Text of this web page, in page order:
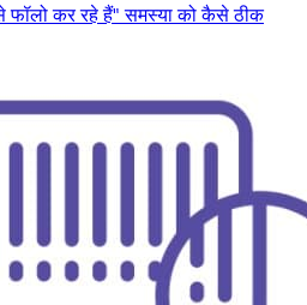
कर रहे हैं" समस्या को कैसे ठीक